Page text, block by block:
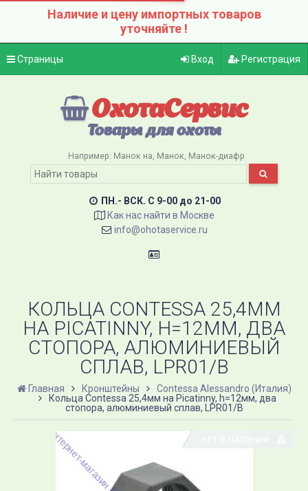
Наличие и цену импортных товаров
уточняйте !
Страницы Вход Регистрация
ОхотаСервис
Товары для охоты
Например: Манок на Манок Манок-диафр
ПН.- ВСК. C 9-00 до 21-00
Как нас найти в Москве
info@ohotaservice.ru
КОЛЬЦА CONTESSA 25,4ММ
НА PICATINNY, H=12ММ, ДВА
СТОПОРА, АЛЮМИНИЕВЫЙ
СПЛАВ, LPR01/B
Главная Кронштейны
Contessa Alessandro (Италия)
Кольца Contessa 25,4мм на Picatinny, h=12мм, два
стопора, алюминиевый сплав, LPR01/B